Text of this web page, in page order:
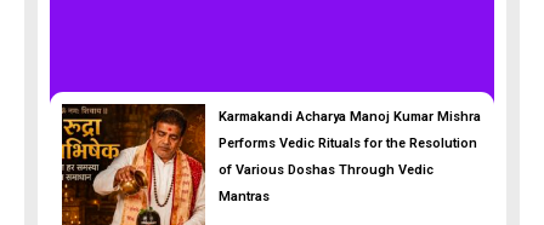
Karmakandi Acharya Manoj Kumar Mishra
Performs Vedic Rituals for the Resolution
of Various Doshas Through Vedic
Mantras